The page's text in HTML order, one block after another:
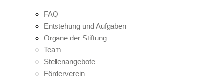
FAQ
Entstehung und Aufgaben
Organe der Stiftung
Team
Stellenangebote
Förderverein